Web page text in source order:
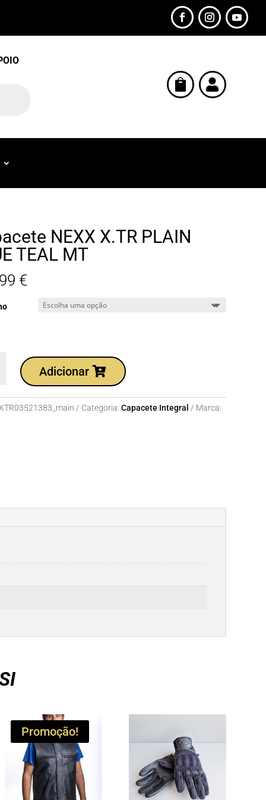
 
NEXX X.TR PLAIN
TEAL MT
€
Adicionar
Categoria: Capacete Integral
Marca:
Promoção!